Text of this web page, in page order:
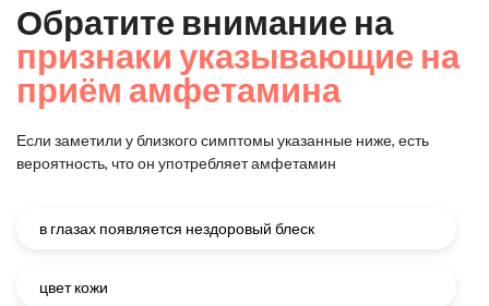
Обратите внимание на
признаки указывающие на
приём амфетамина
Если заметили у близкого симптомы указанные ниже, есть
вероятность, что он употребляет амфетамин
в глазах появляется нездоровый блеск
цвет кожи